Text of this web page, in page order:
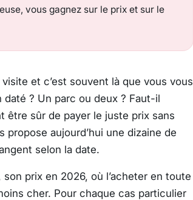
vous gagnez sur le prix et sur le
et c’est souvent là que vous vous
? Un parc ou deux ? Faut-il
être sûr de payer le juste prix sans
propose aujourd’hui une dizaine de
selon la date.
prix en 2026, où l’acheter en toute
cher. Pour chaque cas particulier